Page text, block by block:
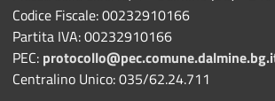
Codice Fiscale: 00232910166
Partita IVA: 00232910166
PEC:
Centralino Unico: 035/62.24.711